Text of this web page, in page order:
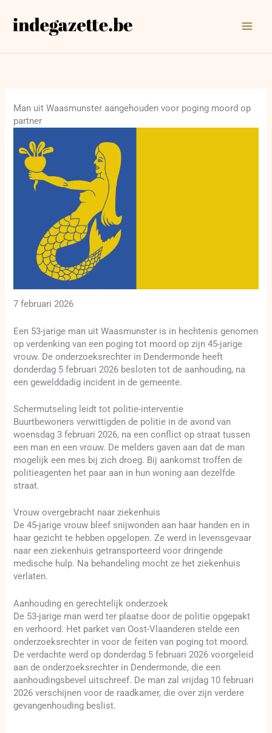
naar
Man uit Waasmunster aangehouden voor poging moord op
partner
7 februari 2026
Een 53-jarige man uit Waasmunster is in hechtenis genomen
op verdenking van een poging tot moord op zijn 45-jarige
vrouw. De onderzoeksrechter in Dendermonde heeft
donderdag 5 februari 2026 besloten tot de aanhouding, na
een gewelddadig incident in de gemeente.
Schermutseling leidt tot politie-interventie
Buurtbewoners verwittigden de politie in de avond van
woensdag 3 februari 2026, na een conflict op straat tussen
een man en een vrouw. De melders gaven aan dat de man
mogelijk een mes bij zich droeg. Bij aankomst troffen de
politieagenten het paar aan in hun woning aan dezelfde
straat.
Vrouw overgebracht naar ziekenhuis
De 45-jarige vrouw bleef snijwonden aan haar handen en in
haar gezicht te hebben opgelopen. Ze werd in levensgevaar
naar een ziekenhuis getransporteerd voor dringende
medische hulp. Na behandeling mocht ze het ziekenhuis
verlaten.
Aanhouding en gerechtelijk onderzoek
De 53-jarige man werd ter plaatse door de politie opgepakt
en verhoord. Het parket van Oost-Vlaanderen stelde een
onderzoeksrechter in voor de feiten van poging tot moord.
De verdachte werd op donderdag 5 februari 2026 voorgeleid
aan de onderzoeksrechter in Dendermonde, die een
aanhoudingsbevel uitschreef. De man zal vrijdag 10 februari
2026 verschijnen voor de raadkamer, die over zijn verdere
gevangenhouding beslist.